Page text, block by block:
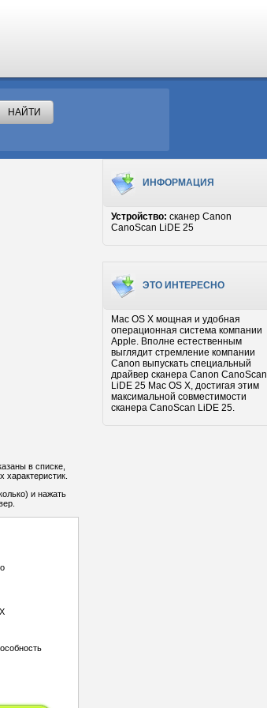
в списке,
и нажать
ИНФОРМАЦИЯ
Устройство: сканер Canon
CanoScan LiDE 25
ЭТО ИНТЕРЕСНО
Mac OS X мощная и удобная
операционная система компании
Apple. Вполне естественным
выглядит стремление компании
Canon выпускать специальный
драйвер сканера Canon CanoScan
LiDE 25 Mac OS X, достигая этим
максимальной совместимости
сканера CanoScan LiDE 25.